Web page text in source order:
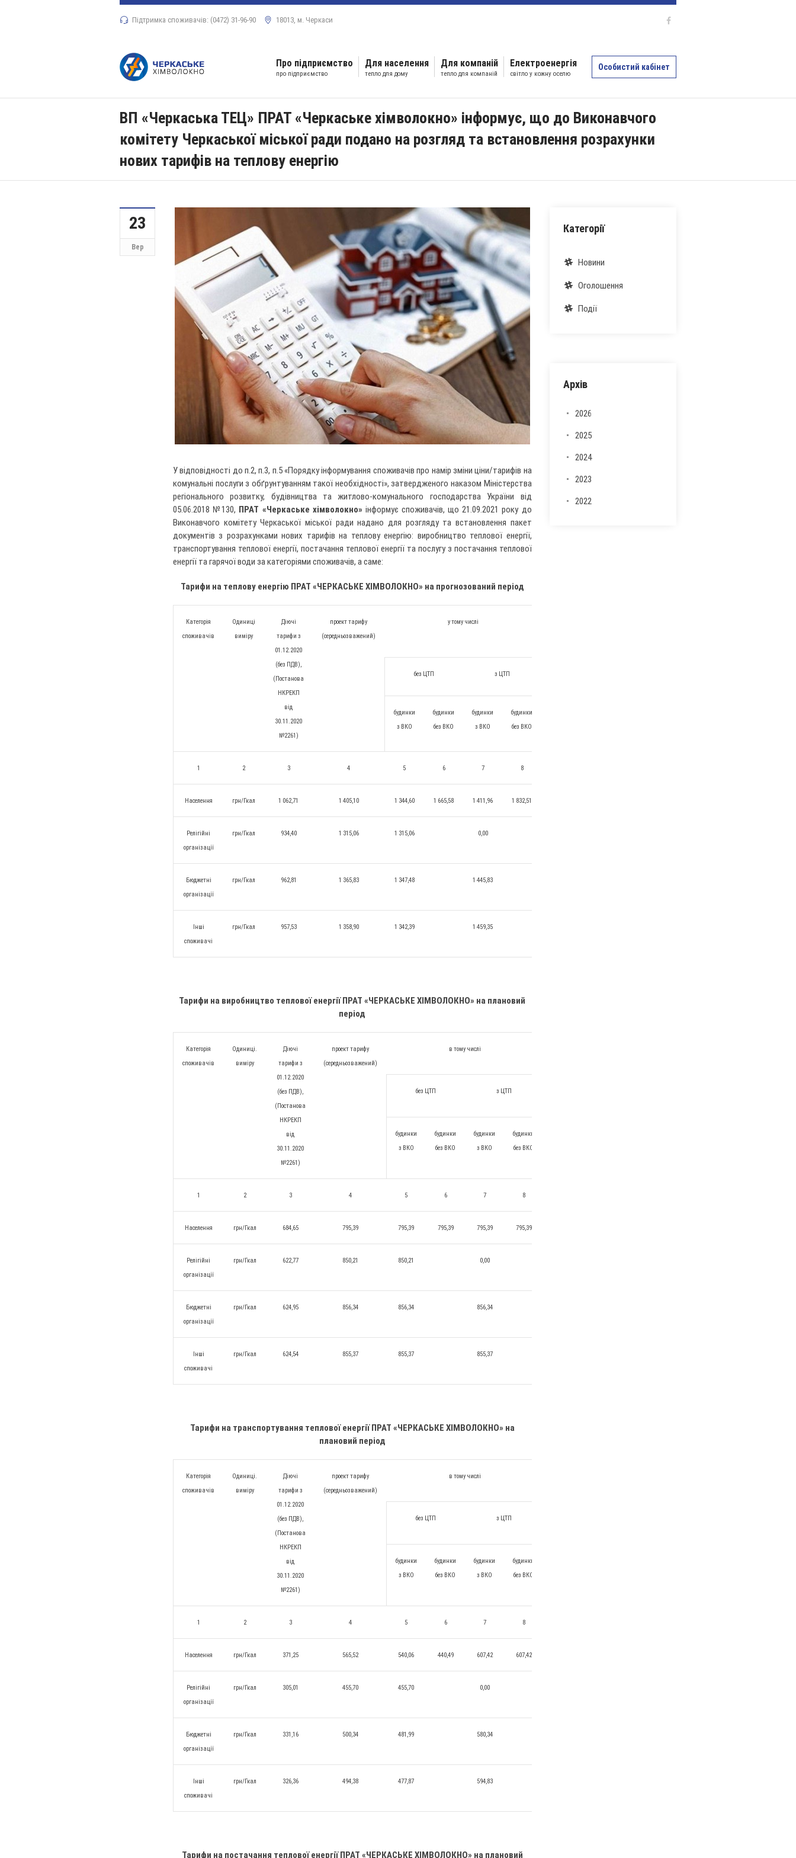
Підтримка споживачів: (0472) 31-96-90 18013, м. Черкаси
Особистий кабінет
Про підприємство
про підприємство
Для населення
тепло для дому
Для компаній
тепло для компаній
Електроенергія
світло у кожну оселю
ВП «Черкаська ТЕЦ» ПРАТ «Черкаське хімволокно» інформує, що до Виконавчого
комітету Черкаської міської ради подано на розгляд та встановлення розрахунки
нових тарифів на теплову енергію
23
Вер
У відповідності до п.2, п.3, п.5 «Порядку інформування споживачів про намір зміни ціни/тарифів на
комунальні послуги з обґрунтуванням такої необхідності», затвердженого наказом Міністерства
регіонального розвитку, будівництва та житлово-комунального господарства України від
05.06.2018 №130, ПРАТ «Черкаське хімволокно» інформує споживачів, що 21.09.2021 року до
Виконавчого комітету Черкаської міської ради надано для розгляду та встановлення пакет
документів з розрахунками нових тарифів на теплову енергію: виробництво теплової енергії,
транспортування теплової енергії, постачання теплової енергії та послугу з постачання теплової
енергії та гарячої води за категоріями споживачів, а саме:
Тарифи на теплову енергію ПРАТ «ЧЕРКАСЬКЕ ХІМВОЛОКНО» на прогнозований період
Категорія
споживачів
Одиниці
виміру
Діючі
тарифи з
01.12.2020
(без ПДВ),
(Постанова
НКРЕКП
від
30.11.2020
№2261)
проекттарифу
(середньозважений)
у тому числі
без ЦТП з ЦТП
будинки
з ВКО
будинки
без ВКО
будинки
з ВКО
будинки
без ВКО
1 2 3 4 5 6 7 8
Населення грн/Гкал 1 062,71 1 405,10 1 344,60 1 665,58 1 411,96 1 832,51
Релігійні
організації
грн/Гкал 934,40 1 315,06 1 315,06 0,00
Бюджетні
організації
грн/Гкал 962,81 1 365,83 1 347,48 1 445,83
Інші
споживачі
грн/Гкал 957,53 1 358,90 1 342,39 1 459,35
Тарифи на виробництво теплової енергії ПРАТ «ЧЕРКАСЬКЕ ХІМВОЛОКНО» на плановий
період
Категорія
споживачів
Одиниці.
виміру
Діючі
тарифи з
01.12.2020
(без ПДВ),
(Постанова
НКРЕКП
від
30.11.2020
№2261)
проект тарифу
(середньозважений)
в тому числі
без ЦТП з ЦТП
будинки
з ВКО
будинки
без ВКО
будинки
з ВКО
будинки
без ВКО
1 2 3 4 5 6 7 8
Населення грн/Гкал 684,65 795,39 795,39 795,39 795,39 795,39
Релігійні
організації
грн/Гкал 622,77 850,21 850,21 0,00
Бюджетні
організації
грн/Гкал 624,95 856,34 856,34 856,34
Інші
споживачі
грн/Гкал 624,54 855,37 855,37 855,37
Тарифи на транспортування теплової енергії ПРАТ «ЧЕРКАСЬКЕ ХІМВОЛОКНО» на
плановий період
Категорія
споживачів
Одиниці.
виміру
Діючі
тарифи з
01.12.2020
(без ПДВ),
(Постанова
НКРЕКП
від
30.11.2020
№2261)
проект тарифу
(середньозважений)
в тому числі
без ЦТП з ЦТП
будинки
з ВКО
будинки
без ВКО
будинки
з ВКО
будинки
без ВКО
1 2 3 4 5 6 7 8
Населення грн/Гкал 371,25 565,52 540,06 440,49 607,42 607,42
Релігійні
організації
грн/Гкал 305,01 455,70 455,70 0,00
Бюджетні
організації
грн/Гкал 331,16 500,34 481,99 580,34
Інші
споживачі
грн/Гкал 326,36 494,38 477,87 594,83
Тарифи на постачання теплової енергії ПРАТ «ЧЕРКАСЬКЕ ХІМВОЛОКНО» на плановий
Категорії
Новини
Оголошення
Події
Архів
2026
2025
2024
2023
2022